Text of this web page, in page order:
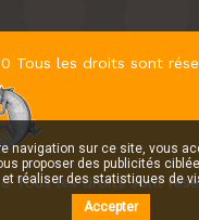
Tous les droits sont
Tous les droits sont
navigation sur ce site, vous
proposer des publicités
réaliser des statistiques de
Accepter